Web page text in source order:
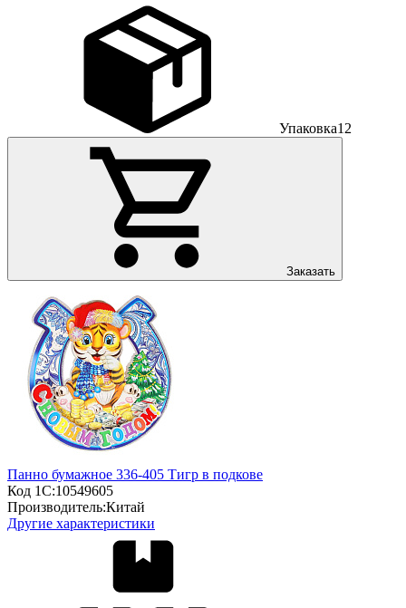
Упаковка12
Заказать
Панно бумажное 336-405 Тигр в подкове
Код 1С:10549605
Производитель:Китай
Другие характеристики